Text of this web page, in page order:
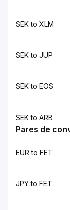
SEK to XLM
SEK to JUP
SEK to EOS
SEK to ARB
Pares de
EUR to FET
JPY to FET